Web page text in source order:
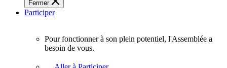
Ontariennes
et
Fermer
Participer
Pour fonctionner à son plein potentiel, l'Assemblée a
besoin de vous.